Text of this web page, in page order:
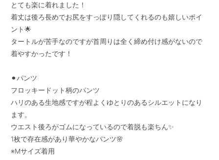
とても楽に着れました！
着丈は後ろ長めでお尻をすっぽり隠してくれるのも嬉しいポイ
ント🌟
タートルが苦手なのですが首周りは全く締め付け感がないので
着やすかったです！
⚫︎パンツ
フロッキードット柄のパンツ
ハリのある生地感ですが程よくゆとりのあるシルエットになり
ます。
ウエスト後ろがゴムになっているので着脱も楽ちん✨
1枚で存在感があり華やかなパンツ🌸